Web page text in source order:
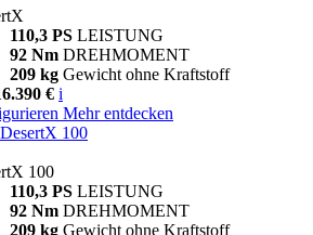
110,3 PS LEISTUNG
92 Nm DREHMOMENT
209 kg Gewicht ohne Kraftstoff
€ i
Mehr entdecken
DesertX 100
100
110,3 PS LEISTUNG
92 Nm DREHMOMENT
209 kg Gewicht ohne Kraftstoff